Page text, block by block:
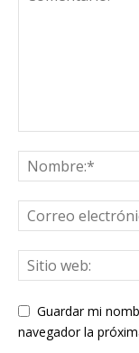
Guardar mi
navegador la